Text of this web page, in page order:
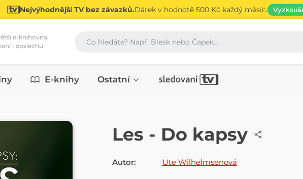
Nejvýhodnější TV bez závazků.Dárek v hodnotě 500 Kč každý měsíc.
e-knihovna
i poslechu
Vyhledávání
E-knihy Ostatní
E-KNIHA
Les - Do kapsy
Autor: Ute Wilhelmsenová